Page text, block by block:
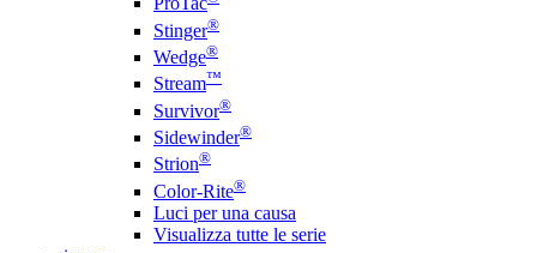
Stinger®
Wedge®
Stream™
Survivor®
Sidewinder®
Strion®
Color-Rite®
Luci per una causa
Visualizza tutte le serie